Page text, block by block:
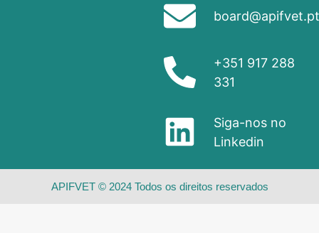
+351 917 288
331
Siga-nos no
Linkedin
APIFVET © 2024 Todos os direitos reservados